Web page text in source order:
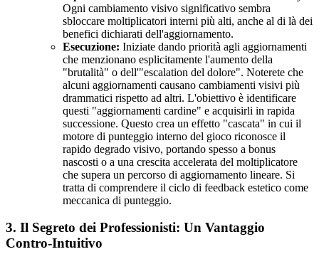
Ogni cambiamento visivo significativo sembra
sbloccare moltiplicatori interni più alti, anche al di là dei
benefici dichiarati dell'aggiornamento.
Esecuzione: Iniziate dando priorità agli aggiornamenti
che menzionano esplicitamente l'aumento della
"brutalità" o dell'"escalation del dolore". Noterete che
alcuni aggiornamenti causano cambiamenti visivi più
drammatici rispetto ad altri. L'obiettivo è identificare
questi "aggiornamenti cardine" e acquisirli in rapida
successione. Questo crea un effetto "cascata" in cui il
motore di punteggio interno del gioco riconosce il
rapido degrado visivo, portando spesso a bonus
nascosti o a una crescita accelerata del moltiplicatore
che supera un percorso di aggiornamento lineare. Si
tratta di comprendere il ciclo di feedback estetico come
meccanica di punteggio.
3. Il Segreto dei Professionisti: Un Vantaggio
Contro-Intuitivo